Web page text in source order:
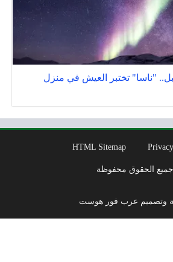
"ناسا" تختبر العيش في منزل
HTML Sitemap
جميع الحقوق محفوظة
وتصميم عرب فور هوست